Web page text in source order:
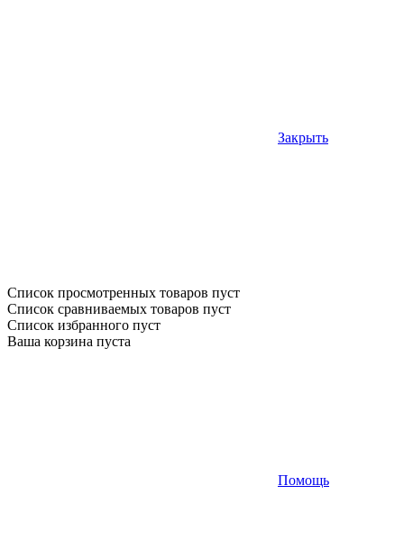
Закрыть
Список просмотренных товаров пуст
Список сравниваемых товаров пуст
Список избранного пуст
Ваша корзина пуста
Помощь